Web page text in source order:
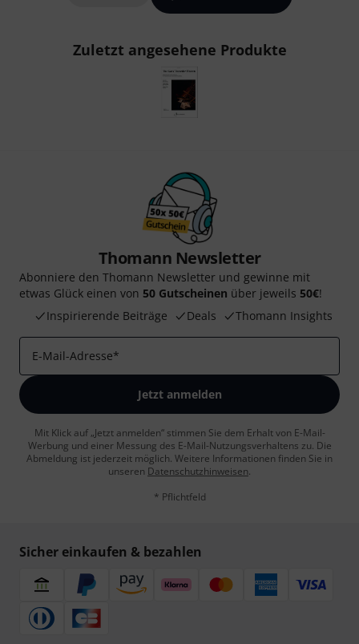
Zuletzt angesehene Produkte
Thomann Newsletter
Abonniere den Thomann Newsletter und gewinne mit
etwas Glück einen von 50 Gutscheinen über jeweils 50€!
Inspirierende Beiträge
Deals Thomann Insights
E-Mail-Adresse*
Jetzt anmelden
Mit Klick auf „Jetzt anmelden“ stimmen Sie dem Erhalt von E-Mail-
Werbung und einer Messung des E-Mail-Nutzungsverhaltens zu. Die
Abmeldung ist jederzeit möglich. Weitere Informationen finden Sie in
unseren Datenschutzhinweisen.
* Pflichtfeld
Sicher einkaufen & bezahlen